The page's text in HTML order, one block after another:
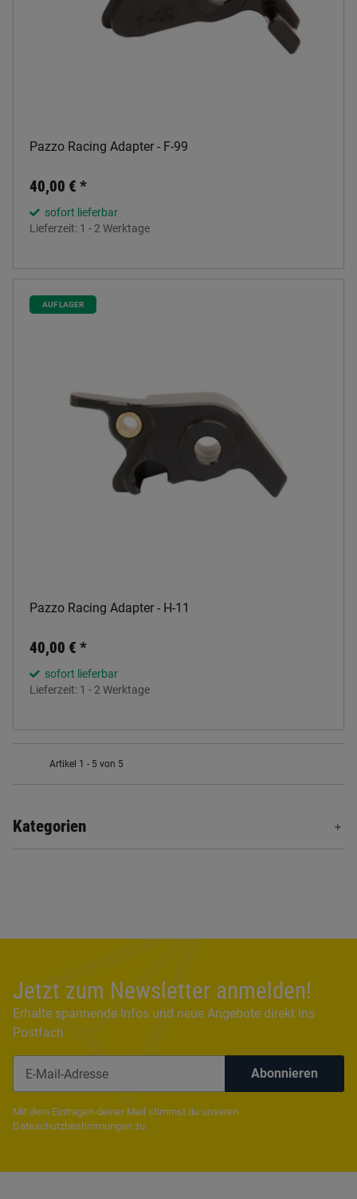
Pazzo Racing Adapter - F-99
40,00 € *
sofort lieferbar
Lieferzeit: 1 - 2 Werktage
AUF LAGER
Pazzo Racing Adapter - H-11
40,00 € *
sofort lieferbar
Lieferzeit: 1 - 2 Werktage
Artikel 1 - 5 von 5
Kategorien
Jetzt zum Newsletter anmelden!
Erhalte spannende Infos und neue Angebote direkt ins
Postfach
Abonnieren
Mit dem Eintragen deiner Mail stimmst du unseren
Dateschutzbestimmungen zu.